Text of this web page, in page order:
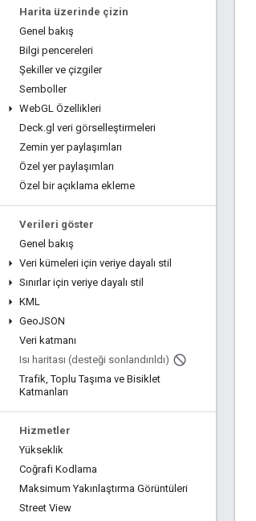
Harita üzerinde çizin
Genel bakış
Bilgi pencereleri
Şekiller ve çizgiler
Semboller
WebGL Özellikleri
Deck.gl veri görselleştirmeleri
Zemin yer paylaşımları
Özel yer paylaşımları
Özel bir açıklama ekleme
Verileri göster
Genel bakış
Veri kümeleri için veriye dayalı stil
Sınırlar için veriye dayalı stil
KML
GeoJSON
Veri katmanı
Isı haritası (desteği sonlandırıldı)
Trafik, Toplu Taşıma ve Bisiklet
Katmanları
Hizmetler
Yükseklik
Coğrafi Kodlama
Maksimum Yakınlaştırma Görüntüleri
Street View